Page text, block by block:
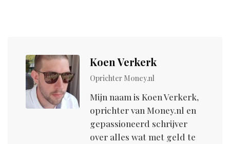
Koen Verkerk
Oprichter M0ney.nl
Mijn naam is Koen Verkerk,
oprichter van M0ney.nl en
gepassioneerd schrijver
over alles wat met geld te